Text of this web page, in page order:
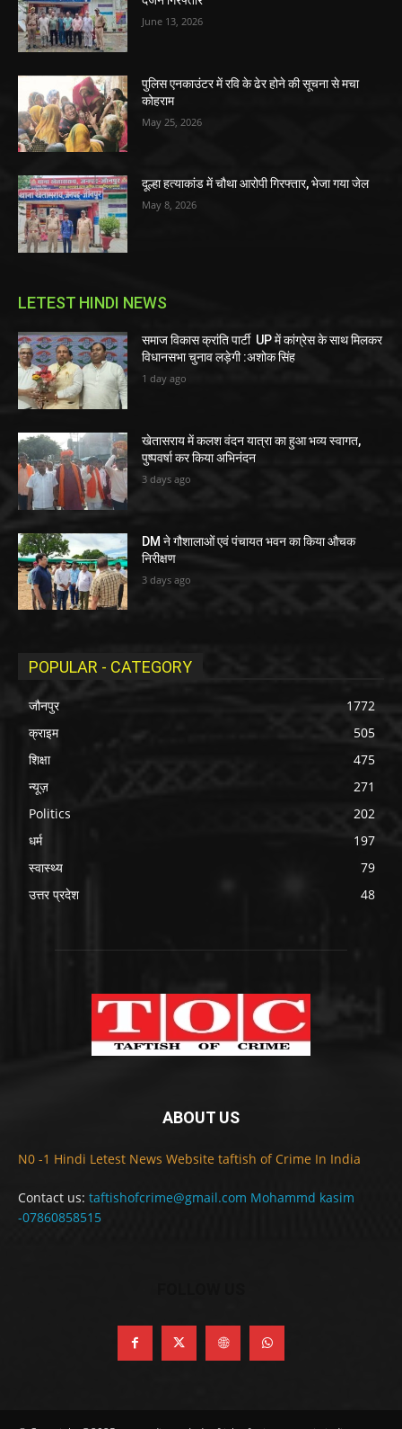
June 13, 2026
पुलिस एनकाउंटर में रवि के ढेर होने की सूचना से मचा
कोहराम
May 25, 2026
दूल्हा हत्याकांड में चौथा आरोपी गिरफ्तार, भेजा गया जेल
May 8, 2026
LETEST HINDI NEWS
समाज विकास क्रांति पार्टी UP में कांग्रेस के साथ मिलकर
विधानसभा चुनाव लड़ेगी :अशोक सिंह
1 day ago
खेतासराय में कलश वंदन यात्रा का हुआ भव्य स्वागत,
पुष्पवर्षा कर किया अभिनंदन
3 days ago
DM ने गौशालाओं एवं पंचायत भवन का किया औचक
निरीक्षण
3 days ago
POPULAR - CATEGORY
जौनपुर
1772
क्राइम
505
शिक्षा
475
न्यूज़
271
Politics
202
धर्म
197
स्वास्थ्य
79
उत्तर प्रदेश
48
ABOUT US
N0 -1 Hindi Letest News Website taftish of Crime In India
Contact us: taftishofcrime@gmail.com Mohammd kasim
-07860858515